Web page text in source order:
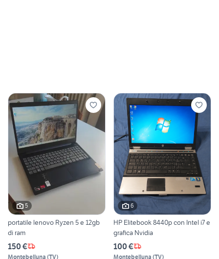
5
portatile lenovo Ryzen 5 e 12gb
di ram
150 €
Montebelluna (TV)
6
HP Elitebook 8440p con Intel i7 e
grafica Nvidia
100 €
Montebelluna (TV)